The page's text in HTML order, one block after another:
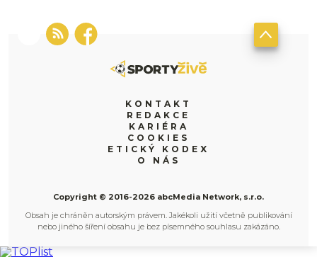
KONTAKT
REDAKCE
KARIÉRA
COOKIES
ETICKÝ KODEX
O NÁS
Copyright © 2016-2026 abcMedia Network, s.r.o.
Obsah je chráněn autorským právem. Jakékoli užití včetně publikování
nebo jiného šíření obsahu je bez písemného souhlasu zakázáno.